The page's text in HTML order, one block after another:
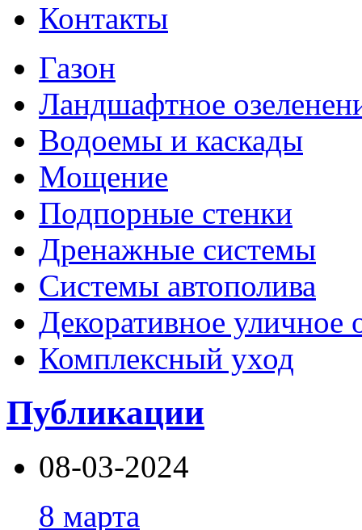
Контакты
Газон
Ландшафтное
Водоемы и каскады
Мощение
Подпорные стенки
Дренажные системы
Системы автополива
Декоративное уличное
Комплексный уход
Публикации
08-03-2024
8 марта